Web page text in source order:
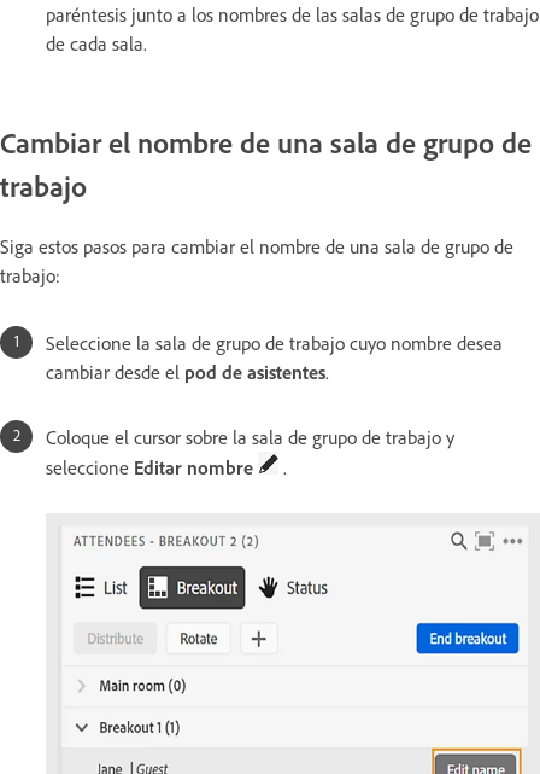
paréntesis junto a los nombres de las salas de grupo de trabajo
de cada sala.
Cambiar el nombre de una sala de grupo de
trabajo
Siga estos pasos para cambiar el nombre de una sala de grupo de
trabajo:
Seleccione la sala de grupo de trabajo cuyo nombre desea
cambiar desde el pod de asistentes.
Coloque el cursor sobre la sala de grupo de trabajo y
seleccione Editar nombre .